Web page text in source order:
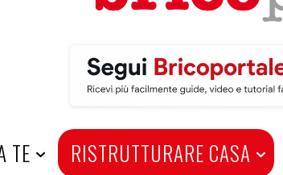
TE RISTRUTTURARE CASA